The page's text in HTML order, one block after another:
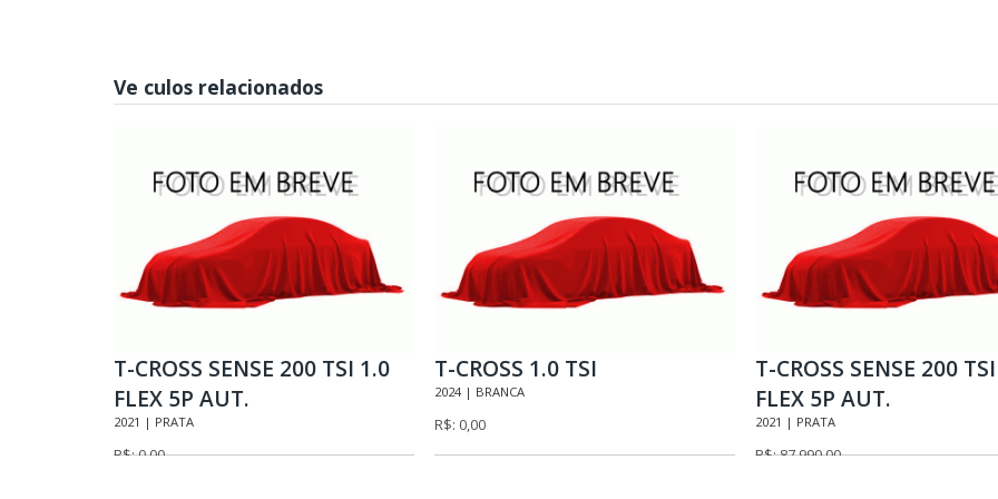
Ve culos relacionados
T-CROSS SENSE 200 TSI 1.0
FLEX 5P AUT.
2021 | PRATA
R$: 0,00
T-CROSS 1.0 TSI
2024 | BRANCA
R$: 0,00
T-CROSS SENSE 200
FLEX 5P AUT.
2021 | PRATA
R$: 87.990,00